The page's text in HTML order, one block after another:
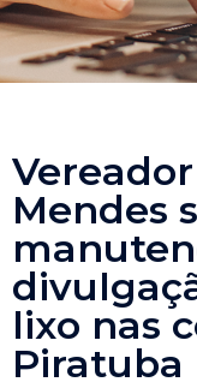
Mendes
lixo nas
Piratuba